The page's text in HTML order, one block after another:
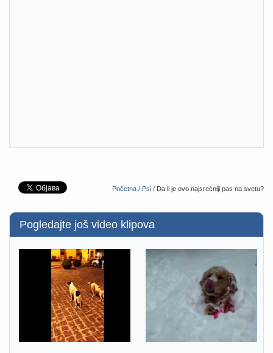
Početna / Psi / Da li je ovo najsrećniji pas na svetu?
Pogledajte još video klipova